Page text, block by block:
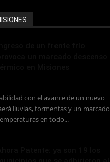
con el avance de un nuevo
lluvias, tormentas y un marcado
en todo...